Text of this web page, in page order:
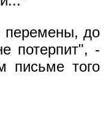
перемены, до
потерпит", -
письме того